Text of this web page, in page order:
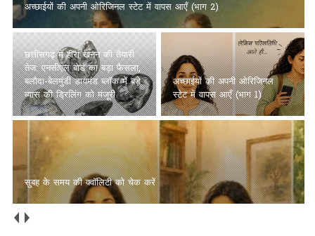
अच्छाईयों की अपनी ओरिजिनल स्टेट में वापस आएँ (भाग 2)
छत्तीसगढ़ में हीरा खनन की तैयारी
तेज: एनसीएल बोर्ड का बड़ा फैसला,
बलौदा-बेलमुंडी डायमंड ब्लॉक में बड़े
व्यास की ड्रिलिंग को मंजूरी
अच्छाईयों की अपनी ओरिजिनल
स्टेट में वापस आएँ (भाग 1)
सुबह के समय की क्वॉलिटी को चेक करें